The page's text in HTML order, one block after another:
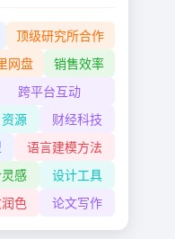
顶级研究所合作
网盘
销售效率
跨平台互动
资源
财经科技
语言建模方法
感
设计工具
色 论文写作